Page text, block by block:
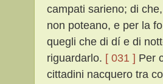
campati sarieno; di
non poteano, e per la
quegli che di dí e di
riguardarlo. [ 031 ] Per
cittadini nacquero tra